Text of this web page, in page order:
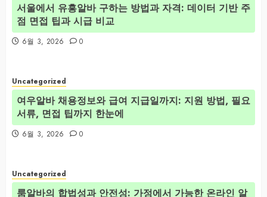
서울에서 유흥알바 구하는 방법과 자격: 데이터 기반 주
점 면접 팁과 시급 비교
6월 3, 2026 0
Uncategorized
여우알바 채용정보와 급여 지급일까지: 지원 방법, 필요
서류, 면접 팁까지 한눈에
6월 3, 2026 0
Uncategorized
룸알바의 합법성과 안전성: 가정에서 가능한 온라인 알